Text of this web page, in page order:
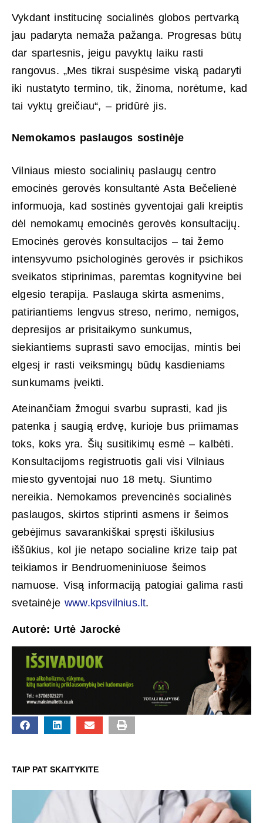
Vykdant institucinę socialinės globos pertvarką
jau padaryta nemaža pažanga. Progresas būtų
dar spartesnis, jeigu pavyktų laiku rasti
rangovus. „Mes tikrai suspėsime viską padaryti
iki nustatyto termino, tik, žinoma, norėtume, kad
tai vyktų greičiau“, – pridūrė jis.
Nemokamos paslaugos sostinėje
Vilniaus miesto socialinių paslaugų centro
emocinės gerovės konsultantė Asta Bečelienė
informuoja, kad sostinės gyventojai gali kreiptis
dėl nemokamų emocinės gerovės konsultacijų.
Emocinės gerovės konsultacijos – tai žemo
intensyvumo psichologinės gerovės ir psichikos
sveikatos stiprinimas, paremtas kognityvine bei
elgesio terapija. Paslauga skirta asmenims,
patiriantiems lengvus streso, nerimo, nemigos,
depresijos ar prisitaikymo sunkumus,
siekiantiems suprasti savo emocijas, mintis bei
elgesį ir rasti veiksmingų būdų kasdieniams
sunkumams įveikti.
Ateinančiam žmogui svarbu suprasti, kad jis
patenka į saugią erdvę, kurioje bus priimamas
toks, koks yra. Šių susitikimų esmė – kalbėti.
Konsultacijoms registruotis gali visi Vilniaus
miesto gyventojai nuo 18 metų. Siuntimo
nereikia. Nemokamos prevencinės socialinės
paslaugos, skirtos stiprinti asmens ir šeimos
gebėjimus savarankiškai spręsti iškilusius
iššūkius, kol jie netapo socialine krize taip pat
teikiamos ir Bendruomeniniuose šeimos
namuose. Visą informaciją patogiai galima rasti
svetainėje www.kpsvilnius.lt.
Autorė: Urtė Jarockė
TAIP PAT SKAITYKITE